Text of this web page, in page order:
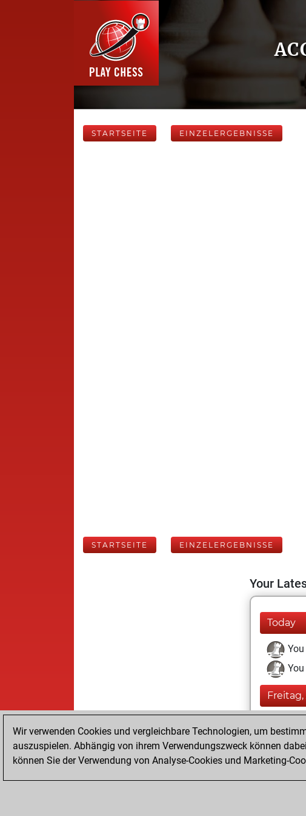
STARTSEITE EINZELERGEBNISSE
STARTSEITE EINZELERGEBNISSE
Your
Today
Freitag,
You
You
Wir verwenden Cookies und vergleichbare Technologien, um
auszuspielen. Abhängig von ihrem Verwendungszweck können
können Sie der Verwendung von Analyse-Cookies und Marketing-